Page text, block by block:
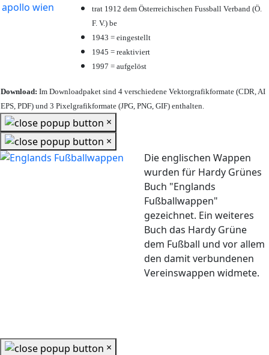
trat 1912 dem Österreichischen Fussball Verband (Ö.
F. V.) be
1943 = eingestellt
1945 = reaktiviert
1997 = aufgelöst
Download: Im Downloadpaket sind 4 verschiedene Vektorgrafikformate (CDR, AI
EPS, PDF) und 3 Pixelgrafikformate (JPG, PNG, GIF) enthalten.
×
×
Die englischen Wappen
wurden für Hardy Grünes
Buch "Englands
Fußballwappen"
gezeichnet. Ein weiteres
Buch das Hardy Grüne
dem Fußball und vor allem
den damit verbundenen
Vereinswappen widmete.
×